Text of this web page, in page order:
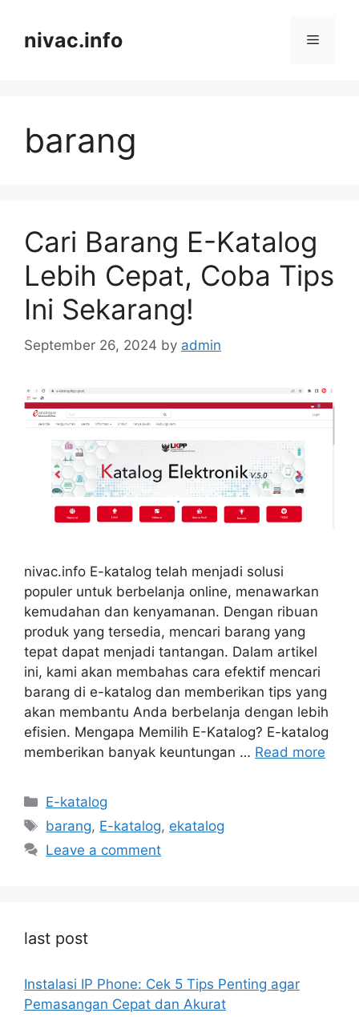
contentnivac.info Menu
barang
Cari Barang E-Katalog
Lebih Cepat, Coba Tips
Ini Sekarang!
September 26, 2024 by admin
nivac.info E-katalog telah menjadi solusi
populer untuk berbelanja online, menawarkan
kemudahan dan kenyamanan. Dengan ribuan
produk yang tersedia, mencari barang yang
tepat dapat menjadi tantangan. Dalam artikel
ini, kami akan membahas cara efektif mencari
barang di e-katalog dan memberikan tips yang
akan membantu Anda berbelanja dengan lebih
efisien. Mengapa Memilih E-Katalog? E-katalog
memberikan banyak keuntungan … Read more
Categories
E-katalog
Tags
barang, E-katalog, ekatalog
Leave a comment
last post
Instalasi IP Phone: Cek 5 Tips Penting agar
Pemasangan Cepat dan Akurat